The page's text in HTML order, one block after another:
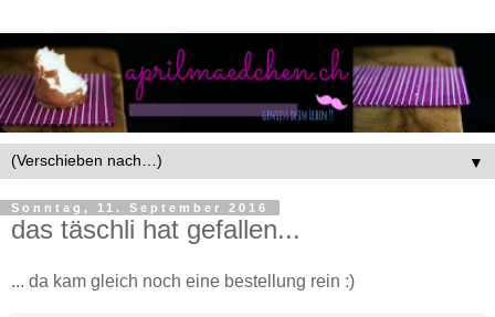
▼
Sonntag, 11. September 2016
das täschli hat gefallen...
... da kam gleich noch eine bestellung rein :)